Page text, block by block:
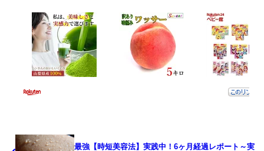
最強【時短美容法】実践中！6ヶ月経過レポート～実